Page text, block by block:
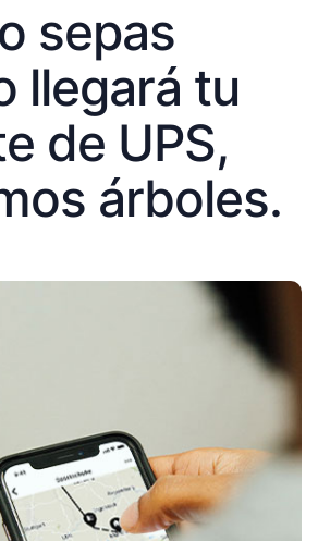
sepas
llegará tu
de UPS,
árboles.